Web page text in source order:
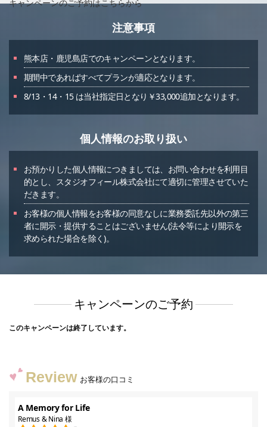
キャンペーンのご予約はこちらから
注意事項
熊本店・鹿児島店でのキャンペーンとなります。
期間中であればすべてプランが適応となります。
8/13・14・15 は当社指定日となり￥33,000追加となります。
個人情報のお取り扱い
お預かりした個人情報につきましては、お問い合わせを利用目
的とし、スタジオフィール株式会社にて適切に管理させていた
だきます。
お客様の個人情報をお客様の同意なしに業務委託先以外の第三
者に開示・提供することはございません(法令等により開示を
求められた場合を除く)。
キャンペーンのご予約
このキャンペーンは終了しています。
Review お客様の口コミ
A Memory for Life
Remus & Nina 様